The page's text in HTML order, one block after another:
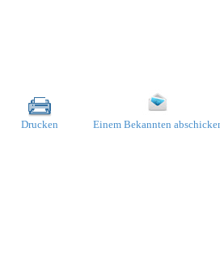
Drucken Einem Bekannten